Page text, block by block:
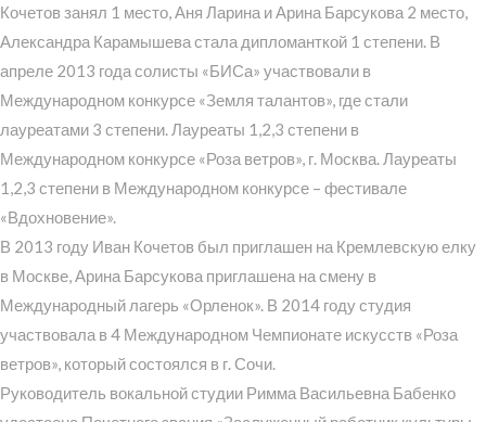
Кочетов занял 1 место, Аня Ларина и Арина Барсукова 2 место,
Александра Карамышева стала дипломанткой 1 степени. В
апреле 2013 года солисты «БИСа» участвовали в
Международном конкурсе «Земля талантов», где стали
лауреатами 3 степени. Лауреаты 1,2,3 степени в
Международном конкурсе «Роза ветров», г. Москва. Лауреаты
1,2,3 степени в Международном конкурсе – фестивале
«Вдохновение».
В 2013 году Иван Кочетов был приглашен на Кремлевскую елку
в Москве, Арина Барсукова приглашена на смену в
Международный лагерь «Орленок». В 2014 году студия
участвовала в 4 Международном Чемпионате искусств «Роза
ветров», который состоялся в г. Сочи.
Руководитель вокальной студии Римма Васильевна Бабенко